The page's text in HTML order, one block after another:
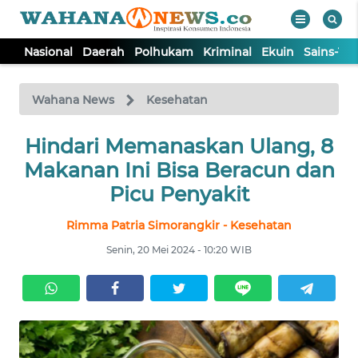
Nasional Daerah Polhukam Kriminal Ekuin Sains-
Wahana News Kesehatan
Hindari Memanaskan Ulang, 8
Makanan Ini Bisa Beracun dan
Picu Penyakit
Rimma Patria Simorangkir - Kesehatan
Senin, 20 Mei 2024 - 10:20 WIB
TV
Tutup
NASIONAL
POLHUKAM
KRIMINAL
EKUIN